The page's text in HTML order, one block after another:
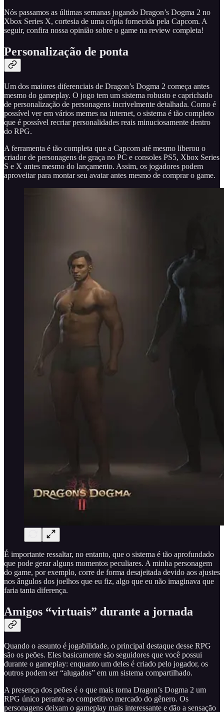
Nós passamos as últimas semanas jogando Dragon’s Dogma 2 no
Xbox Series X, cortesia de uma cópia fornecida pela Capcom. A
seguir, confira nossa opinião sobre o game na review completa!
Personalização de ponta
Um dos maiores diferenciais de Dragon’s Dogma 2 começa antes
mesmo do gameplay. O jogo tem um sistema robusto e caprichado
de personalização de personagens incrivelmente detalhada. Como é
possível ver em vários memes na internet, o sistema é tão completo
que é possível recriar personalidades reais minuciosamente dentro
do RPG.
A ferramenta é tão completa que a Capcom até mesmo liberou o
criador de personagens de graça no PC e consoles PS5, Xbox Series
S e X antes mesmo do lançamento. Assim, os jogadores podem
aproveitar para montar seu avatar antes mesmo de comprar o game.
É importante ressaltar, no entanto, que o sistema é tão aprofundado
que pode gerar alguns momentos peculiares. A minha personagem
do game, por exemplo, corre de forma desajeitada devido aos ajustes
nos ângulos dos joelhos que eu fiz, algo que eu não imaginava que
faria tanta diferença.
Amigos “virtuais” durante a jornada
Quando o assunto é jogabilidade, o principal destaque desse RPG
são os peões. Eles basicamente são seguidores que você possui
durante o gameplay: enquanto um deles é criado pelo jogador, os
outros podem ser “alugados” em um sistema compartilhado.
A presença dos peões é o que mais torna Dragon’s Dogma 2 um
RPG único perante ao competitivo mercado do gênero. Os
personagens deixam o gameplay mais interessante e dão a sensação